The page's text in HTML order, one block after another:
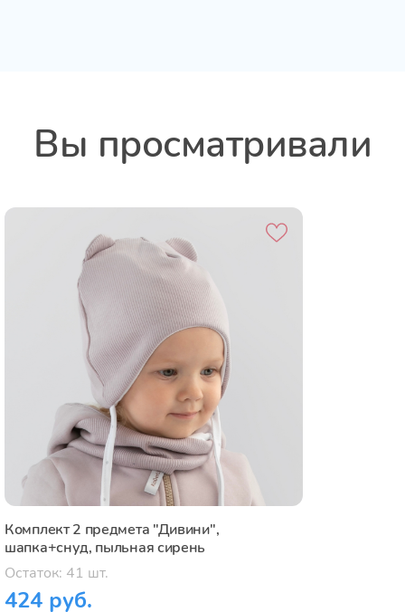
Вы просматривали
Комплект 2 предмета "Дивини",
шапка+снуд, пыльная сирень
Остаток: 41 шт.
424 руб.